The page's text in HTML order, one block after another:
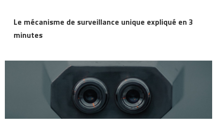
Le mécanisme de surveillance unique expliqué en 3
minutes